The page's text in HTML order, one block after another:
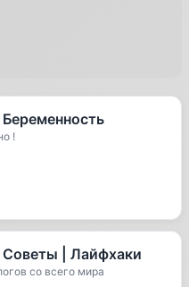
!
| Лайфхаки
со всего мира